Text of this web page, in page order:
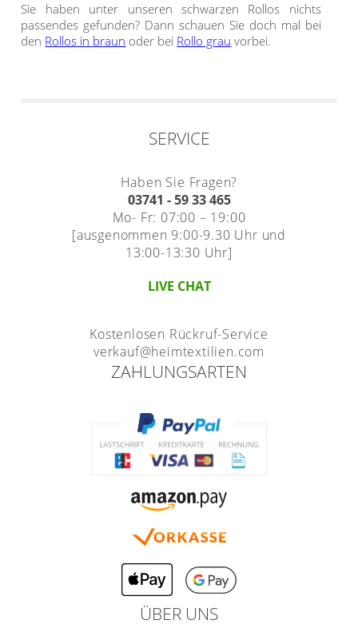
Sie haben unter unseren schwarzen Rollos nichts
passendes gefunden? Dann schauen Sie doch mal bei
den Rollos in braun oder bei Rollo grau vorbei.
SERVICE
Haben Sie Fragen?
03741 - 59 33 465
Mo- Fr: 07:00 – 19:00
[ausgenommen 9:00-9.30 Uhr und
13:00-13:30 Uhr]
LIVE CHAT
Kostenlosen Rückruf-Service
verkauf@heimtextilien.com
ZAHLUNGSARTEN
ÜBER UNS